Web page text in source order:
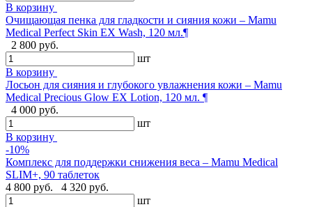
В корзину
Очищающая пенка для гладкости и сияния кожи – Mamu
Medical Perfect Skin EX Wash, 120 мл.¶
2 800 руб.
шт
В корзину
Лосьон для сияния и глубокого увлажнения кожи – Mamu
Medical Precious Glow EX Lotion, 120 мл. ¶
4 000 руб.
шт
В корзину
-10%
Комплекс для поддержки снижения веса – Mamu Medical
SLIM+, 90 таблеток
4 800 руб.
4 320 руб.
шт